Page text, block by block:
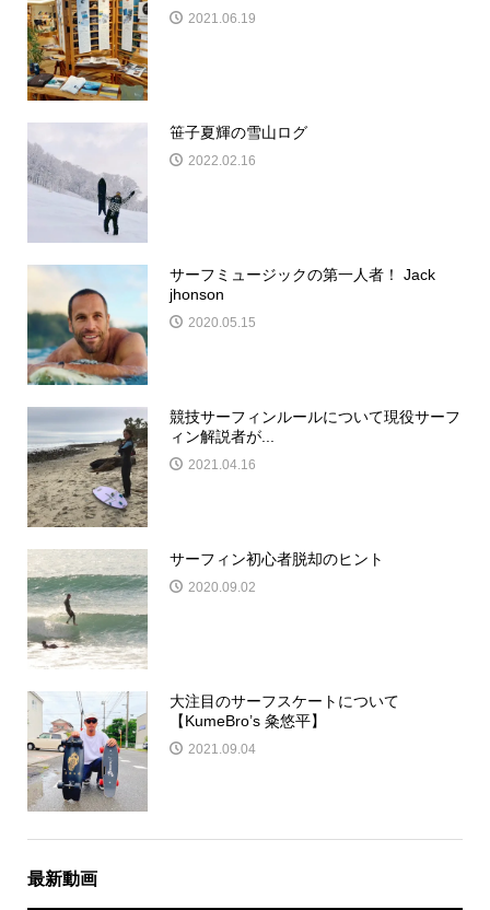
2021.06.19
笹子夏輝の雪山ログ
2022.02.16
サーフミュージックの第一人者！ Jack
jhonson
2020.05.15
競技サーフィンルールについて現役サーフ
ィン解説者が...
2021.04.16
サーフィン初心者脱却のヒント
2020.09.02
大注目のサーフスケートについて
【KumeBro’s 粂悠平】
2021.09.04
最新動画